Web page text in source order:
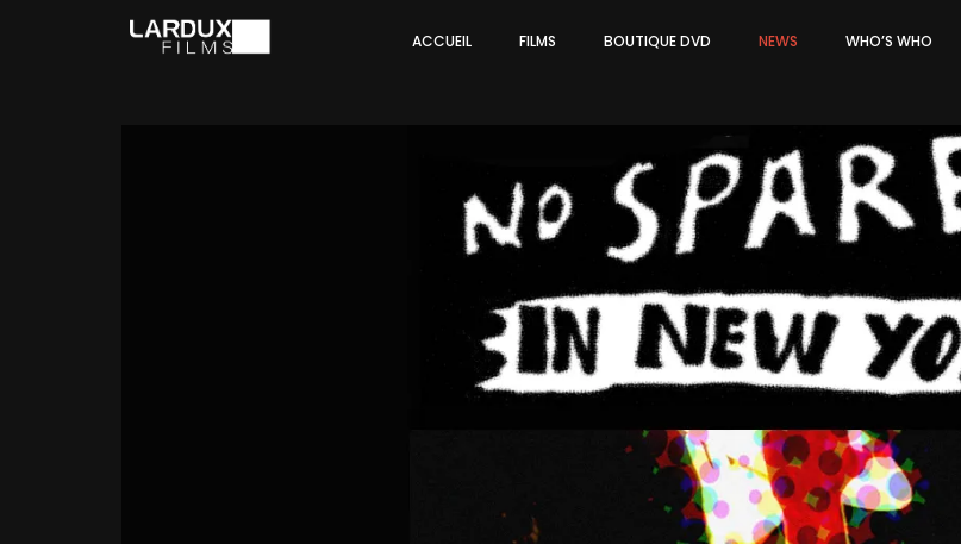
ACCUEIL FILMS BOUTIQUE DVD NEWS WHO’S WHO